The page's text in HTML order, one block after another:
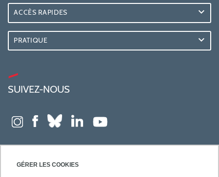
GÉRER LES COOKIES
ACCÈS RAPIDES
PRATIQUE
SUIVEZ-NOUS